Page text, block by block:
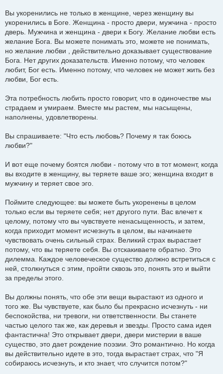
Вы укоренились не только в женщине, через женщину вы
укоренились в Боге. Женщина - просто двери, мужчина - просто
дверь. Мужчина и женщина - двери к Богу. Желание любви есть
желание Бога. Вы можете понимать это, можете не понимать,
но желание любви , действительно доказывает существование
Бога. Нет других доказательств. Именно потому, что человек
любит, Бог есть. Именно потому, что человек не может жить без
любви, Бог есть.
Эта потребность любить просто говорит, что в одиночестве мы
страдаем и умираем. Вместе мы растем, мы насыщены,
наполнены, удовлетворены.
Вы спрашиваете: "Что есть любовь? Почему я так боюсь
любви?"
И вот еще почему боятся любви - потому что в тот момент, когда
вы входите в женщину, вы теряете ваше эго; женщина входит в
мужчину и теряет свое эго.
Поймите следующее: вы можете быть укоренены в целом
только если вы теряете себя; нет другого пути. Вас влечет к
целому, потому что вы чувствуете ненасыщенность, и затем,
когда приходит момент исчезнуть в целом, вы начинаете
чувствовать очень сильный страх. Великий страх вырастает
потому, что вы теряете себя. Вы отскакиваете обратно. Это
дилемма. Каждое человеческое существо должно встретиться с
ней, столкнуться с этим, пройти сквозь это, понять это и выйти
за пределы этого.
Вы должны понять, что обе эти вещи вырастают из одного и
того же. Вы чувствуете, как было бы прекрасно исчезнуть - ни
беспокойства, ни тревоги, ни ответственности. Вы станете
частью целого так же, как деревья и звезды. Просто сама идея
фантастична! Это открывает двери, двери мистерии в ваше
существо, это дает рождение поэзии. Это романтично. Но когда
вы действительно идете в это, тогда вырастает страх, что "Я
собираюсь исчезнуть, и кто знает, что случится потом?"